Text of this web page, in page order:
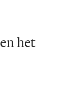
het